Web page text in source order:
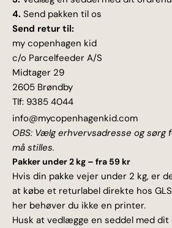
4. Send pakken til os
Send retur til:
my copenhagen kid
c/o Parcelfeeder A/S
Midtager 29
2605 Brøndby
Tlf: 9385 4044
info@mycopenhagenkid.com
OBS: Vælg erhvervsadresse og sørg
må stilles.
Pakker under 2 kg – fra 59 kr
Hvis din pakke vejer under 2 kg, er
at købe et returlabel direkte hos
her behøver du ikke en printer.
Husk at vedlægge en seddel med